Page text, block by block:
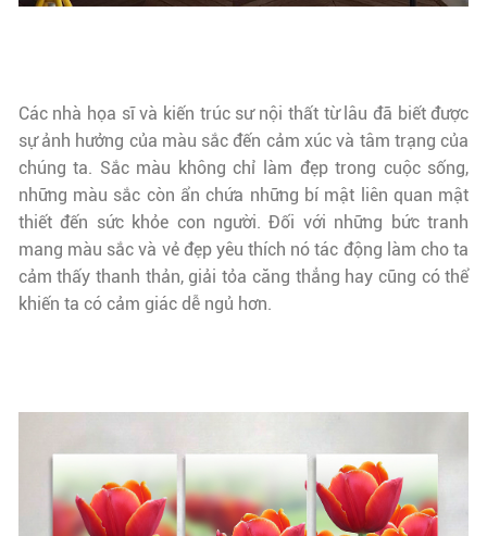
Các nhà họa sĩ và kiến trúc sư nội thất từ lâu đã biết được
sự ảnh hưởng của màu sắc đến cảm xúc và tâm trạng của
chúng ta. Sắc màu không chỉ làm đẹp trong cuộc sống,
những màu sắc còn ẩn chứa những bí mật liên quan mật
thiết đến sức khỏe con người. Đối với những bức tranh
mang màu sắc và vẻ đẹp yêu thích nó tác động làm cho ta
cảm thấy thanh thản, giải tỏa căng thẳng hay cũng có thể
khiến ta có cảm giác dễ ngủ hơn.